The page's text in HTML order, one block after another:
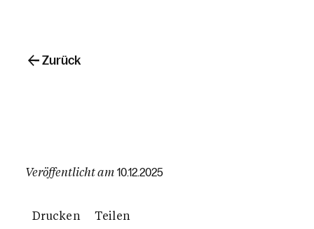
Veröffentlicht am 10.12.2025
Drucken Teilen
Zurück